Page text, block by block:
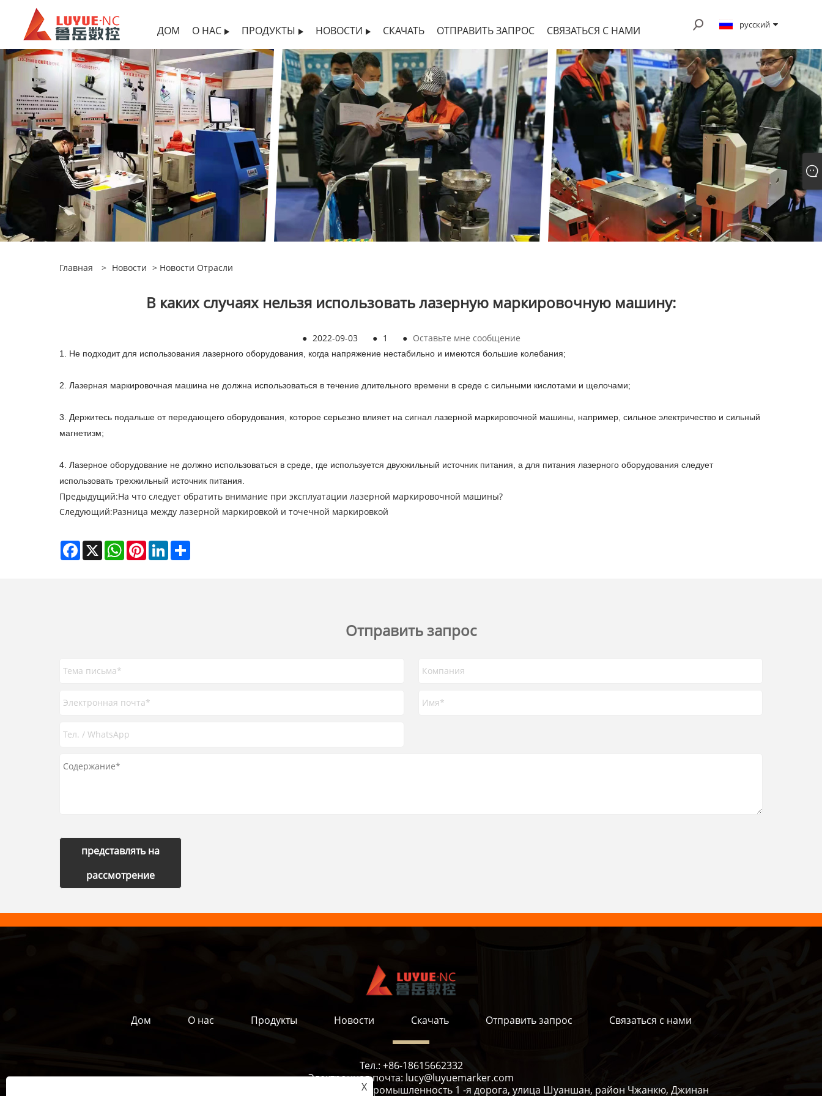
ДОМ О НАС ПРОДУКТЫ НОВОСТИ СКАЧАТЬ ОТПРАВИТЬ ЗАПРОС СВЯЗАТЬСЯ С НАМИ русский
Главная > Новости > Новости Отрасли
В каких случаях нельзя использовать лазерную маркировочную машину:
● 2022-09-03 ● 1 ● Оставьте мне сообщение
1. Не подходит для использования лазерного оборудования, когда напряжение нестабильно и имеются большие колебания;
2. Лазерная маркировочная машина не должна использоваться в течение длительного времени в среде с сильными кислотами и щелочами;
3. Держитесь подальше от передающего оборудования, которое серьезно влияет на сигнал лазерной маркировочной машины, например, сильное электричество и сильный
магнетизм;
4. Лазерное оборудование не должно использоваться в среде, где используется двухжильный источник питания, а для питания лазерного оборудования следует
использовать трехжильный источник питания.
Предыдущий:На что следует обратить внимание при эксплуатации лазерной маркировочной машины?
Следующий:Разница между лазерной маркировкой и точечной маркировкой
Facebook
X WhatsAppPinterestLinkedIn
Отправить запрос
представлять на
рассмотрение
Дом О нас Продукты Новости Скачать Отправить запрос Связаться с нами
Тел.: +86-18615662332
Электронная почта: lucy@luyuemarker.com
Донгао промышленная зона, Цингпин -стрит, промышленность 1 -я дорога, улица Шуаншан, район Чжанкю, Джинан
X